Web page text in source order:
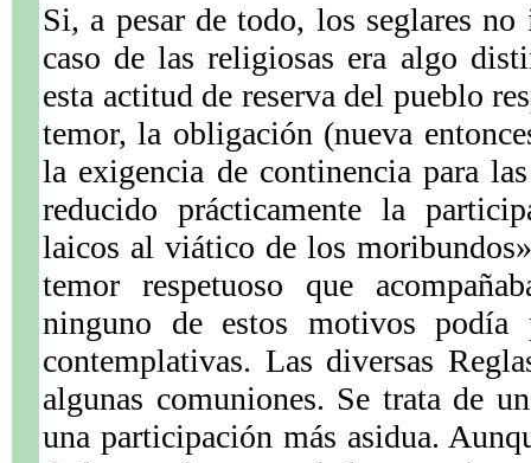
Si, a pesar de todo, los seglares
caso de las religiosas era algo
esta actitud de reserva del pueblo
temor, la obligación (nueva
la exigencia de continencia para
reducido prácticamente la
laicos al viático de los
temor respetuoso que
ninguno de estos motivos podía
contemplativas. Las diversas
algunas comuniones. Se trata de
una participación más asidua.